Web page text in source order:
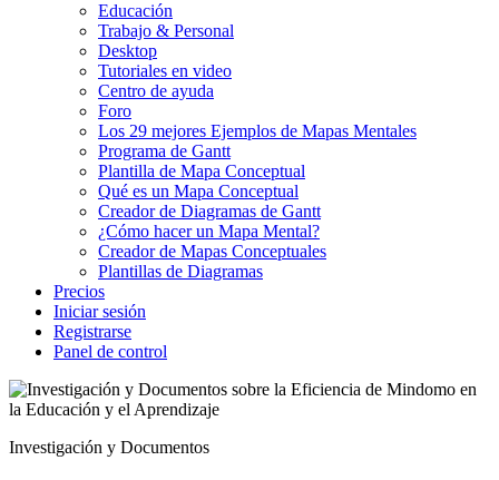
Educación
Trabajo & Personal
Desktop
Tutoriales en video
Centro de ayuda
Foro
Los 29 mejores Ejemplos de Mapas Mentales
Programa de Gantt
Plantilla de Mapa Conceptual
Qué es un Mapa Conceptual
Creador de Diagramas de Gantt
¿Cómo hacer un Mapa Mental?
Creador de Mapas Conceptuales
Plantillas de Diagramas
Precios
Iniciar sesión
Registrarse
Panel de control
Investigación y Documentos